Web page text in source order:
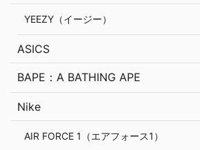
YEEZY（イージー）
ASICS
BAPE：A BATHING APE
Nike
AIR FORCE 1（エアフォース1）